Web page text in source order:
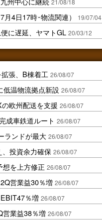
4日17時･物流関連） 19/07/04
に遅延、ヤマトGL 20/03/12
張、B棟着工 26/08/07
低温物流拠点新設 26/08/07
欧州配送を支援 26/08/07
成車鉄道ルート 26/08/07
ランドが最大 26/08/07
投資余力確保 26/08/07
を上方修正 26/08/07
営業益30％増 26/08/07
％増 26/08/07
営業益38％増 26/08/07